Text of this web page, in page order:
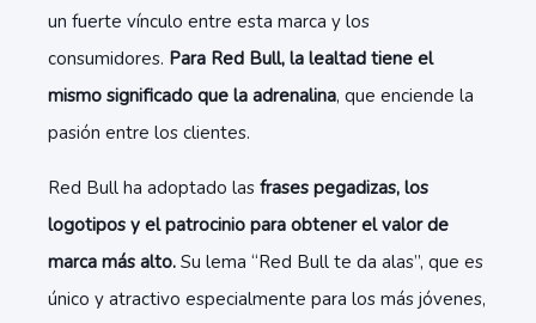
un fuerte vínculo entre esta marca y los
consumidores. Para Red Bull, la lealtad tiene el
mismo significado que la adrenalina, que enciende la
pasión entre los clientes.
Red Bull ha adoptado las frases pegadizas, los
logotipos y el patrocinio para obtener el valor de
marca más alto. Su lema “Red Bull te da alas”, que es
único y atractivo especialmente para los más jóvenes,